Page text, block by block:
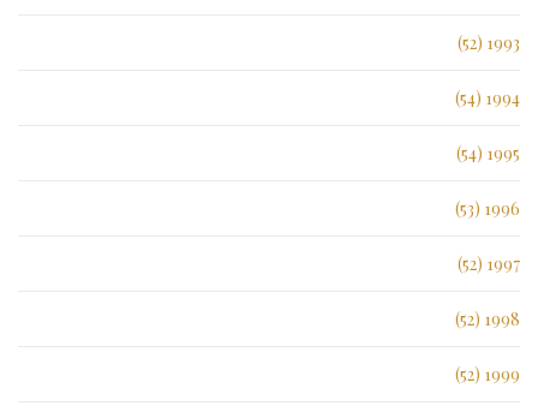
1993 (52)
1994 (54)
1995 (54)
1996 (53)
1997 (52)
1998 (52)
1999 (52)